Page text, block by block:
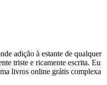
adição à estante de qualquer
triste e ricamente escrita. Eu
livros online grátis complexa